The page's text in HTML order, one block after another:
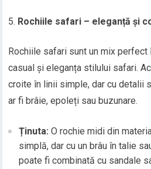
Rochiile safari – eleganță și
Rochiile safari sunt un mix
casual și eleganța stilului safari.
croite în linii simple, dar cu detalii
ar fi brâie, epoleți sau buzunare.
Ținuta: O rochie midi din
simplă, dar cu un brâu în talie
poate fi combinată cu sandale